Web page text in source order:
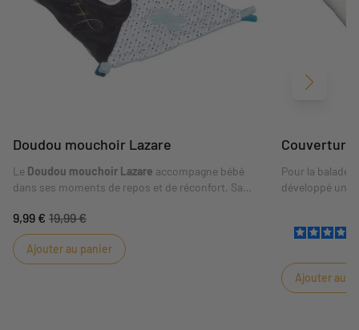
Doudou mouchoir Lazare
Le Doudou mouchoir Lazare accompagne bébé
dans ses moments de repos et de réconfort. Sa
un compagnon rassurant au quotidien. La
collection Lazare permet de créer un univers
cohérent et harmonieux autour de bébé.
9,99 € 19,99 €
Ajouter au panier
Couverture
Pour la balade
développé une
Ajouter au
Suivant